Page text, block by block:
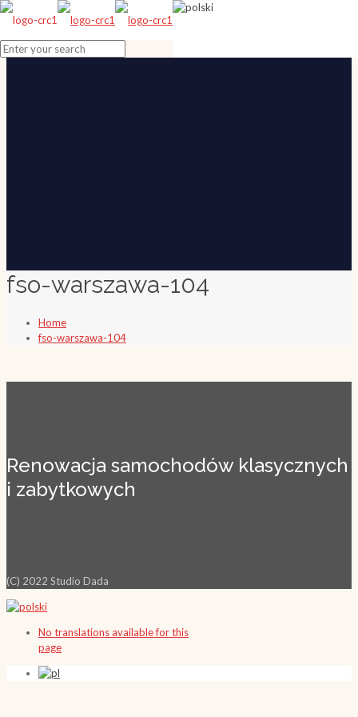
fso-warszawa-104
Home
fso-warszawa-104
Renowacja samochodów klasycznych
i zabytkowych
(C) 2022 Studio Dada
No translations available for this
page